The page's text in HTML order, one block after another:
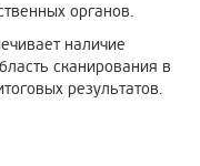
органов.
наличие
сканирования в
результатов.